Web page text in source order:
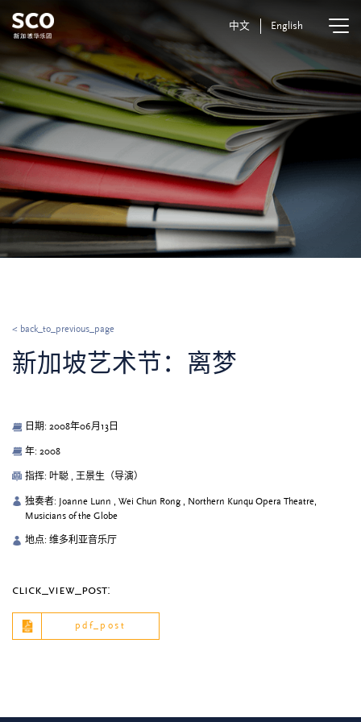
中文 English
< back_to_previous_page
新加坡艺术节：离梦
日期: 2008年06月13日
年: 2008
指挥: 叶聪 , 王景生（导演）
独奏者: Joanne Lunn , Wei Chun Rong , Northern Kunqu Opera Theatre,
Musicians of the Globe
地点: 维多利亚音乐厅
click_view_post:
pdf_post